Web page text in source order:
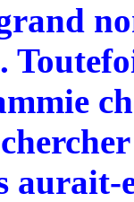
aurait-